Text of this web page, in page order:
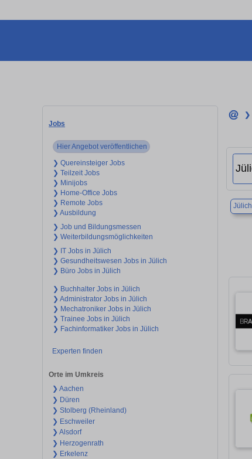
Jobs
Hier Angebot veröffentlichen
❯ Quereinsteiger Jobs
❯ Teilzeit Jobs
❯ Minijobs
❯ Home-Office Jobs
❯ Remote Jobs
❯ Ausbildung
❯ Job und Bildungsmessen
❯ Weiterbildungsmöglichkeiten
❯ IT Jobs in Jülich
❯ Gesundheitswesen Jobs in Jülich
❯ Büro Jobs in Jülich
❯ Buchhalter Jobs in Jülich
❯ Administrator Jobs in Jülich
❯ Mechatroniker Jobs in Jülich
❯ Trainee Jobs in Jülich
❯ Fachinformatiker Jobs in Jülich
Experten finden
Orte im Umkreis
❯ Aachen
❯ Düren
❯ Stolberg (Rheinland)
❯ Eschweiler
❯ Alsdorf
❯ Herzogenrath
❯ Erkelenz
❯
Jülich